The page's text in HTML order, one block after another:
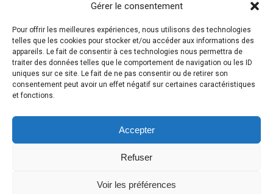
Gérer le consentement
Pour offrir les meilleures expériences, nous utilisons des technologies
telles que les cookies pour stocker et/ou accéder aux informations des
appareils. Le fait de consentir à ces technologies nous permettra de
traiter des données telles que le comportement de navigation ou les ID
uniques sur ce site. Le fait de ne pas consentir ou de retirer son
consentement peut avoir un effet négatif sur certaines caractéristiques
et fonctions.
Accepter
Refuser
Voir les préférences
Ce site utilise Akismet pour réduire les indésirables.En
savoir plus sur la façon dont les données de vos
commentaires sont traitées.
Retour au début